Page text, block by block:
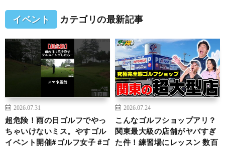
イベント カテゴリの最新記事
2026.07.31
超危険！雨の日ゴルフでやっ
ちゃいけないミス。やすゴル
イベント開催#ゴルフ女子 #ゴ
2026.07.24
こんなゴルフショップアリ？
関東最大級の店舗がヤバすぎ
た件！練習場にレッスン 数百